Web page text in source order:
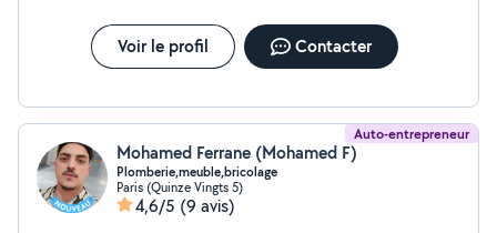
détails, je place la satisfaction de mes clients au cœur
de chacune de mes interventions.
Voir le profil Contacter
Auto-entrepreneur
Mohamed Ferrane (Mohamed F)
Plomberie,meuble,bricolage
Paris (Quinze Vingts 5)
4,6/5 (9 avis)